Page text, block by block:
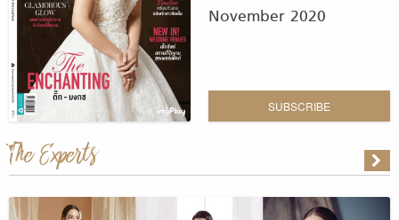
November 2020
SUBSCRIBE
The Experts